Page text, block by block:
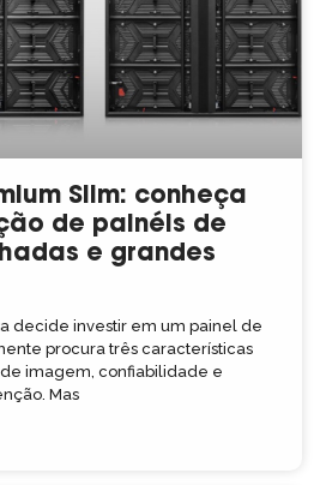
Slim: conheça
de painéis de
e grandes
decide investir em um painel de
procura três características
imagem, confiabilidade e
Mas